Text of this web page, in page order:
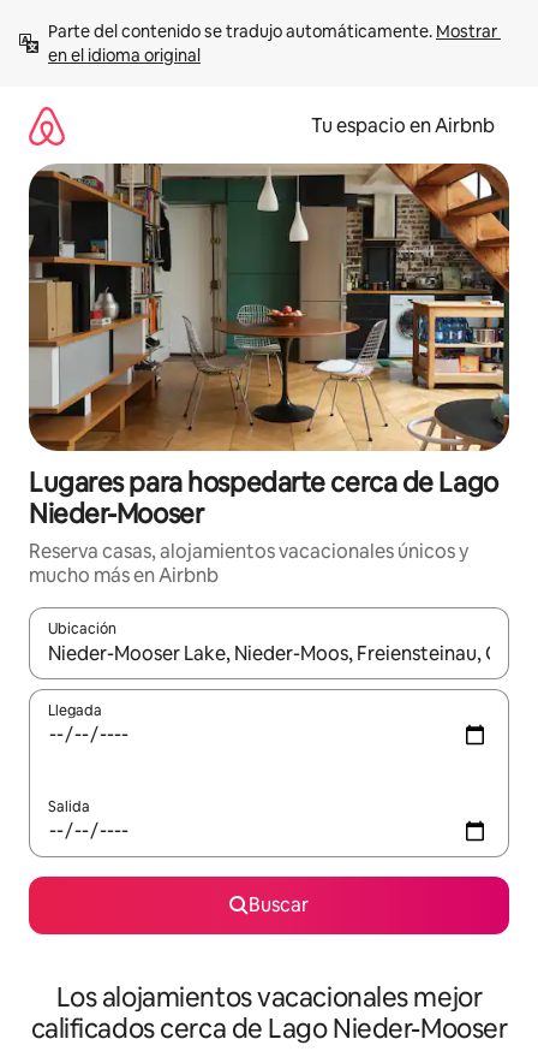
contenido
Parte del contenido se tradujo automáticamente. Mostrar
en el idioma original
Tu espacio en Airbnb
Lugares para hospedarte cerca de Lago
Nieder-Mooser
Reserva casas, alojamientos vacacionales únicos y
mucho más en Airbnb
Ubicación
Cuando los resultados estén disponibles, podrás navegar
Llegada
Salida
Buscar
Los alojamientos vacacionales mejor
calificados cerca de Lago Nieder-Mooser